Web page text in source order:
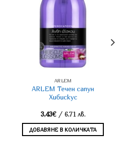
ARLEM
ARLEM Течен сапун
Хибискус
3,43€/ 6,71 лв.
ДОБАВЯНЕ В КОЛИЧКАТА